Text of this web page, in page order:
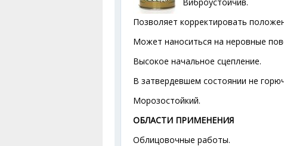
Позволяет корректировать
Может наноситься на неровные
Высокое начальное сцепление.
В затвердевшем состоянии не
Морозостойкий.
ОБЛАСТИ ПРИМЕНЕНИЯ
Облицовочные работы.